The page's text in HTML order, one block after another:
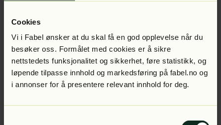
Cookies
Vi i Fabel ønsker at du skal få en god opplevelse når du
besøker oss. Formålet med cookies er å sikre
nettstedets funksjonalitet og sikkerhet, føre statistikk, og
løpende tilpasse innhold og markedsføring på fabel.no og
i annonser for å presentere relevant innhold for deg.